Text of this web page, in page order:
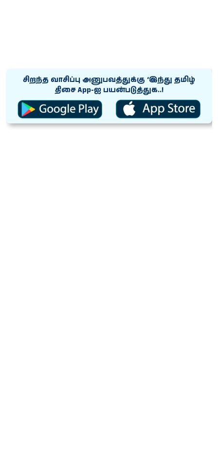
சிறந்த வாசிப்பு அனுபவத்துக்கு ‘இந்து தமிழ்
திசை App-ஐ பயன்படுத்துக..!